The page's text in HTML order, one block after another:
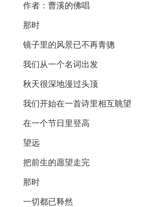
作者：曹溪的佛唱
那时
镜子里的风景已不再青骢
我们从一个名词出发
秋天很深地漫过头顶
我们开始在一首诗里相互眺望
在一个节日里登高
望远
把前生的愿望走完
那时
一切都已释然